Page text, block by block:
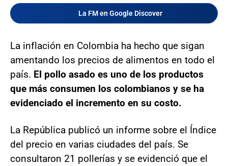
La FM en Google Discover
La inflación en Colombia ha hecho que sigan
amentando los precios de alimentos en todo el
país. El pollo asado es uno de los productos
que más consumen los colombianos y se ha
evidenciado el incremento en su costo.
La República publicó un informe sobre el Índice
del precio en varias ciudades del país. Se
consultaron 21 pollerías y se evidenció que el